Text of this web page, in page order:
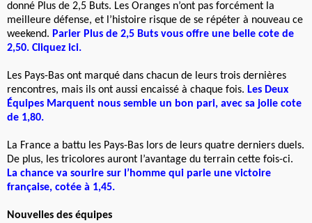
donné Plus de 2,5 Buts. Les Oranges n’ont pas forcément la
meilleure défense, et l’histoire risque de se répéter à nouveau ce
weekend. Parier Plus de 2,5 Buts vous offre une belle cote de
2,50. Cliquez ici.
Les Pays-Bas ont marqué dans chacun de leurs trois dernières
rencontres, mais ils ont aussi encaissé à chaque fois. Les Deux
Équipes Marquent nous semble un bon pari, avec sa jolie cote
de 1,80.
La France a battu les Pays-Bas lors de leurs quatre derniers duels.
De plus, les tricolores auront l’avantage du terrain cette fois-ci.
La chance va sourire sur l’homme qui parie une victoire
française, cotée à 1,45.
Nouvelles des équipes